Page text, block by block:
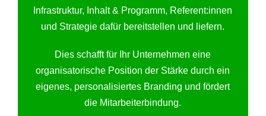
Infrastruktur, Inhalt & Programm, Referent:innen
und Strategie dafür bereitstellen und liefern.
Dies schafft für Ihr Unternehmen eine
organisatorische Position der Stärke durch ein
eigenes, personalisiertes Branding und fördert
die Mitarbeiterbindung.